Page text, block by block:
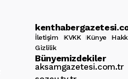
İletişim KVKK Künye
Gizlilik
Bünyemizdekiler
aksamgazetesi.com.tr